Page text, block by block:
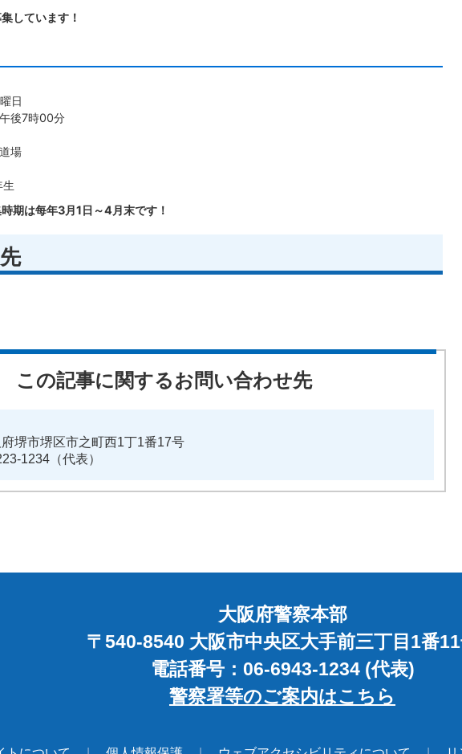
しています！
日
後7時00分
場
生
期は每年3月1日～4月末です！
この記事に関するお問い合わせ先
堺市堺区市之町西1丁1番17号
1234（代表）
大阪府警察本部
〒540-8540 大阪市中央区大手前三丁目1番
電話番号：06-6943-1234 (代表)
警察署等のご案内はこちら